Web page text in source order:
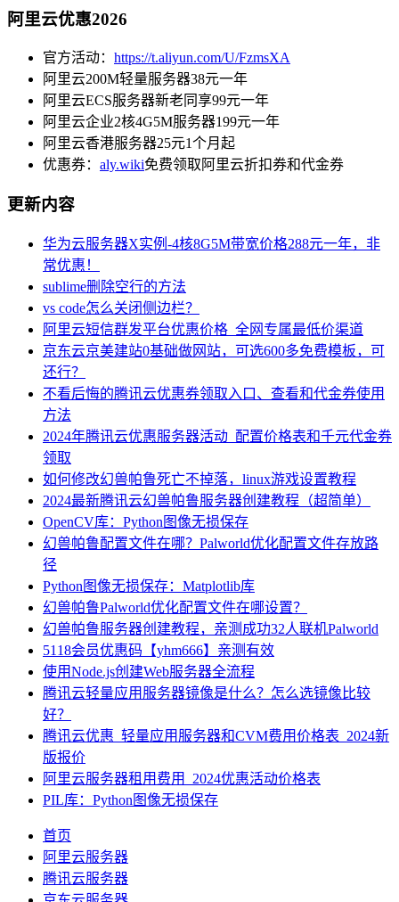
阿里云优惠2026
官方活动： https://t.aliyun.com/U/FzmsXA
阿里云200M轻量服务器38元一年
阿里云ECS服务器新老同享99元一年
阿里云企业2核4G5M服务器199元一年
阿里云香港服务器25元1个月起
优惠券： aly.wiki免费领取阿里云折扣券和代金券
更新内容
华为云服务器X实例-4核8G5M带宽价格288元一年，非
常优惠！
sublime删除空行的方法
vs code怎么关闭侧边栏？
阿里云短信群发平台优惠价格_全网专属最低价渠道
京东云京美建站0基础做网站，可选600多免费模板，可
还行？
不看后悔的腾讯云优惠券领取入口、查看和代金券使用
方法
2024年腾讯云优惠服务器活动_配置价格表和千元代金券
领取
如何修改幻兽帕鲁死亡不掉落，linux游戏设置教程
2024最新腾讯云幻兽帕鲁服务器创建教程（超简单）
OpenCV库：Python图像无损保存
幻兽帕鲁配置文件在哪？Palworld优化配置文件存放路
径
Python图像无损保存：Matplotlib库
幻兽帕鲁Palworld优化配置文件在哪设置？
幻兽帕鲁服务器创建教程，亲测成功32人联机Palworld
5118会员优惠码【yhm666】亲测有效
使用Node.js创建Web服务器全流程
腾讯云轻量应用服务器镜像是什么？怎么选镜像比较
好？
腾讯云优惠_轻量应用服务器和CVM费用价格表_2024新
版报价
阿里云服务器租用费用_2024优惠活动价格表
PIL库：Python图像无损保存
首页
阿里云服务器
腾讯云服务器